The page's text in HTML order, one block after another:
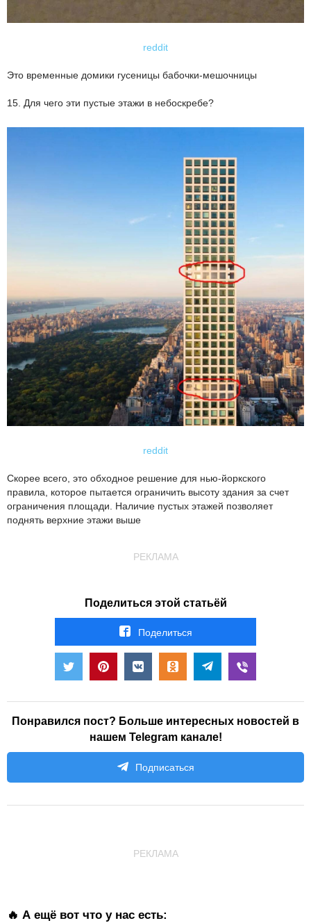
reddit
Это временные домики гусеницы бабочки-мешочницы
15. Для чего эти пустые этажи в небоскребе?
reddit
Скорее всего, это обходное решение для нью-йоркского
правила, которое пытается ограничить высоту здания за счет
ограничения площади. Наличие пустых этажей позволяет
поднять верхние этажи выше
РЕКЛАМА
Поделиться этой статьёй
Поделиться
Понравился пост? Больше интересных новостей в
нашем Telegram канале!
Подписаться
РЕКЛАМА
🔥 А ещё вот что у нас есть: